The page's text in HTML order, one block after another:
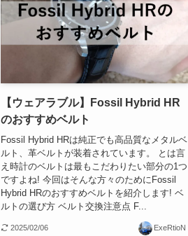
【ウェアラブル】Fossil Hybrid HR
のおすすめベルト
Fossil Hybrid HRは純正でも高品質なメタルベ
ルト、革ベルトが装着されています。 とは言
え時計のベルトは最もこだわりたい部分の1つ
ですよね! 今回はそんな方々のためにFossil
Hybrid HRのおすすめベルトを紹介します! ベ
ルトの選び方 ベルト交換注意点 F...
2025/02/06 ExeRtioN